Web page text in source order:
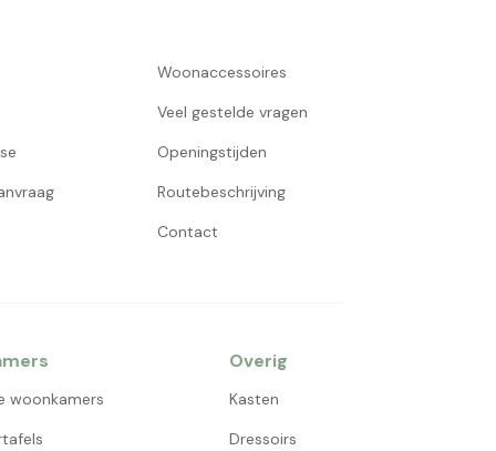
Woonaccessoires
Veel gestelde vragen
Openingstijden
Routebeschrijving
Contact
woonkamers
Overig
Kasten
Dressoirs